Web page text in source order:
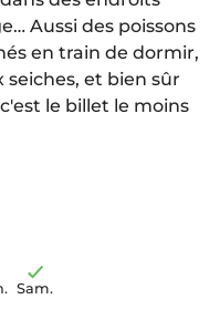
Aussi des poissons
en train de dormir,
seiches, et bien sûr
le billet le moins
Sam.